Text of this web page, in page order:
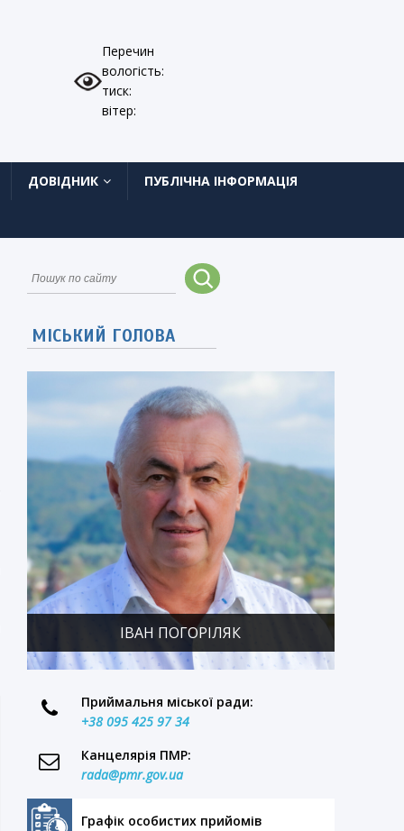
Перечин
вологість:
тиск:
вітер:
ДОВІДНИК ПУБЛІЧНА ІНФОРМАЦІЯ
МІСЬКИЙ ГОЛОВА
ІВАН ПОГОРІЛЯК
Приймальня міської ради:
+38 095 425 97 34
Канцелярія ПМР:
rada@pmr.gov.ua
Графік особистих прийомів